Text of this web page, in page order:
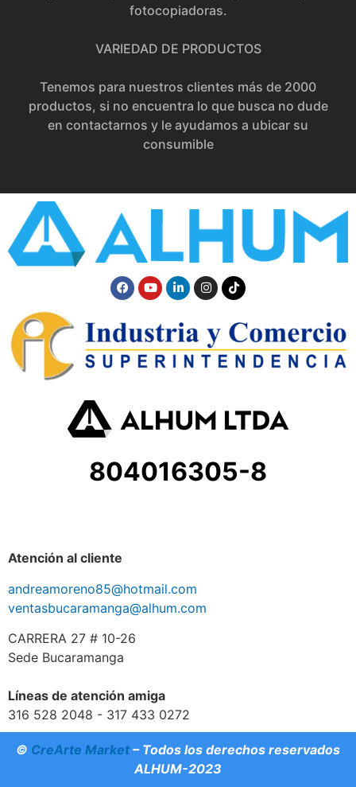
fotocopiadoras.
VARIEDAD DE PRODUCTOS
Tenemos para nuestros clientes más de 2000
productos, si no encuentra lo que busca no dude
en contactarnos y le ayudamos a ubicar su
consumible
804016305-8
Atención al cliente
andreamoreno85@hotmail.com
ventasbucaramanga@alhum.com
CARRERA 27 # 10-26
Sede Bucaramanga
Líneas de atención amiga
316 528 2048 - 317 433 0272
© CreArte Market – Todos los derechos reservados
ALHUM-2023